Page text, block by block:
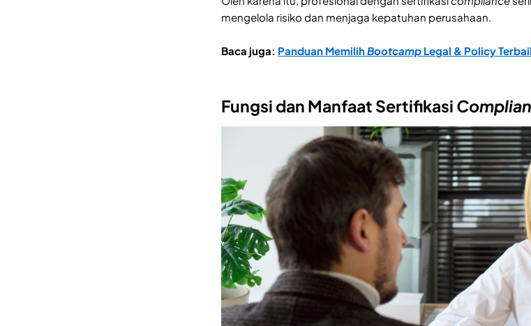
mengelola risiko dan menjaga kepatuhan perusahaan.
Baca juga: Panduan MemilihBootcamp Legal & Policy
Fungsi dan Manfaat Sertifikasi